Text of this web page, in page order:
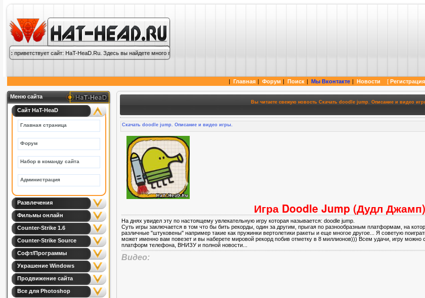
приветствует сайт: HaT-HeaD.Ru. Здесь вы найдете много полезной информации по cs 1.6 cs source и нашему любимому фотошоп. Так же мы можем
| Главная | Форум | Поиск | Мы Вконтакте | Новости [Регистрация
Меню сайта
Сайт HaT-HeaD
Главная страница
Форум
Набор в команду сайта
Администрация
Развлечения
Фильмы онлайн
Counter-Strike 1.6
Counter-Strike Source
Софт/Программы
Украшение Windows
Продвижение сайта
Все для Photoshop
Вы читаете свежую новость Скачать doodle jump. Описание и видео
Скачать doodle jump. Описание и видео игры.
Игра Doodle Jump (Дудл Джамп)
На днях увидел эту по настоящему увлекательную игру которая называется: doodle jump.
Суть игры заключается в том что бы бить рекорды, один за другим, прыгая по разнообразным платформам, на
различные "штуковены" например такие как пружинки вертолетики ракеты и еще многое другое... Я советую
может именно вам повезет и вы наберете мировой рекорд побив отметку в 8 миллионов))) Всем удачи, игру можно
платформ телефона, ВНИЗУ и полной новости...
Видео: